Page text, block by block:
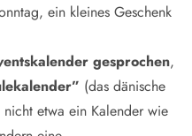
ein kleines Geschenk
gesprochen,
(das dänische
etwa ein Kalender wie